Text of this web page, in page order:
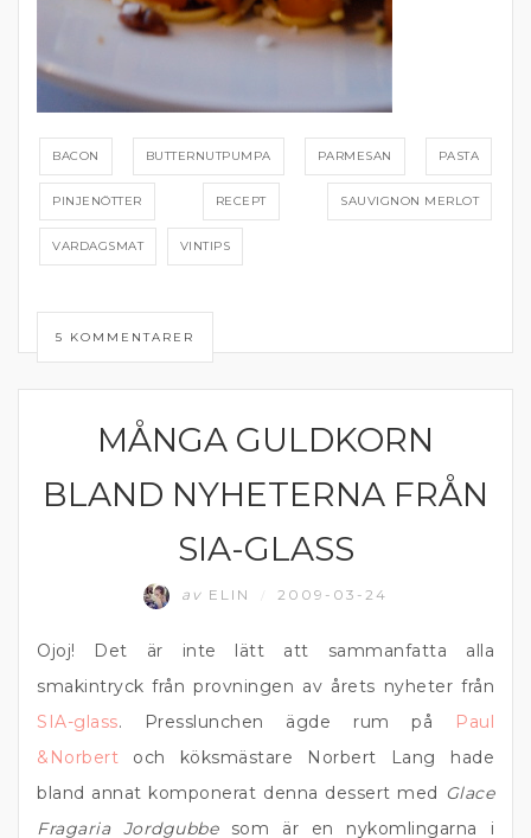
BACON BUTTERNUTPUMPA PARMESAN PASTA
PINJENÖTTER RECEPT SAUVIGNON MERLOT
VARDAGSMAT VINTIPS
5 KOMMENTARER
MATPRATMÅNGA GULDKORN
BLAND NYHETERNA FRÅN
SIA-GLASS
av ELIN 2009-03-24
Ojoj! Det är inte lätt att sammanfatta alla
smakintryck från provningen av årets nyheter från
SIA-glass. Presslunchen ägde rum på
Paul
&Norbert och köksmästare Norbert Lang hade
bland annat komponerat denna dessert med Glace
Fragaria Jordgubbesom är en nykomlingarna i